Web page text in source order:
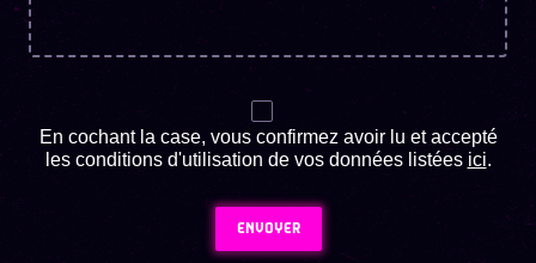
En cochant la case, vous confirmez avoir lu et accepté
les conditions d'utilisation de vos données listées ici.
ENVOYER